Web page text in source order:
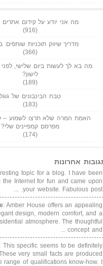
מה אני יודע על קידום אתרים
(916)
מדריך שיווק תוכניות שותפים:
(366)
מה בא לך לעשות ביום שלישי,
לישון?
(189)
טבח הבינבונים של גוגל
(183)
האמת המרה שלא תרצו לשמוע –
מפרסם קמפיינים שלי?
(174)
אחרונות
topic for a blog. I have been
the Internet for fun and came upon
your website. Fabulous post. ...
: Amber House offers an appealing
design, modern comfort, and a
atmosphere. The thoughtful
concept and ...
This specific seems to be definitely
very small facts are produced
of qualifications know-how. I ...